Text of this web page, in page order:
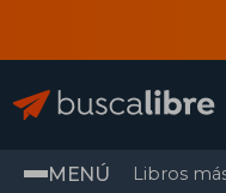
MENÚ Libros